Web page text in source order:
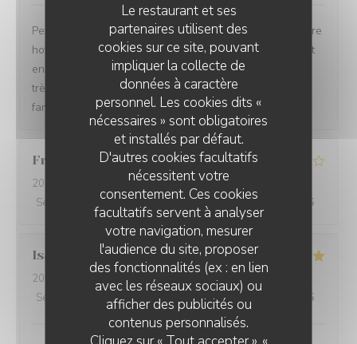
Le restaurant et ses
partenaires utilisent des
cookies sur ce site, pouvant
impliquer la collecte de
données à caractère
personnel. Les cookies dits «
nécessaires » sont obligatoires
et installés par défaut.
D'autres cookies facultatifs
nécessitent votre
consentement. Ces cookies
facultatifs servent à analyser
votre navigation, mesurer
l'audience du site, proposer
des fonctionnalités (ex : en lien
avec les réseaux sociaux) ou
afficher des publicités ou
contenus personnalisés.
Petit restaurant très sympathique découvert grâce à notre
hotel juste a côté. Nous étions installés confortablement
en terrasse. Le service a été rapide et les plats étaient
très bons. Nous avons passé un très bon moment en
famille.
Francois B
2026-07-30
- 19:30 - Couverts 2
Service
Ambiance:4 /5 Cuisine: 4/5 Qualité / Prix /5
Isabelle
2026-07-23
- 12:00 - Couverts 3
Service
Ambiance /5 Cuisine: 5 /5 Qualité / Prix /5